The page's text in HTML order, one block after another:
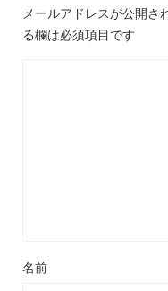
メールアドレスが公開さ
る欄は必須項目です
名前